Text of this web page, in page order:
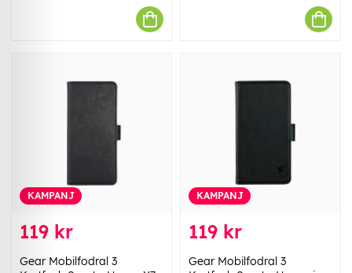
KAMPANJ
119 kr
Gear Mobilfodral 3
KAMPANJ
119 kr
Gear Mobilfodral 3